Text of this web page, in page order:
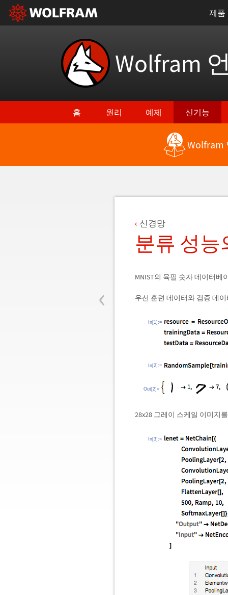
제품
Wolfram
홈 원리 예제 신기능
Wolfram
‹
신경망
분류 성능
MNIST의 육필 숫자 데이터
우선 훈련 데이터와 검증 데
In[1]:=
In[2]:=
Out[2]=
28x28 그레이 스케일 이미지
In[3]:=